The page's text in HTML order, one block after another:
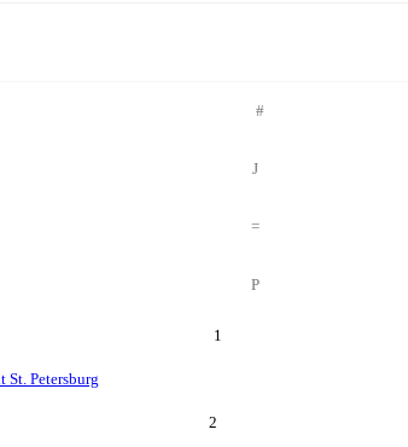
#
J
=
P
1
St. Petersburg
2